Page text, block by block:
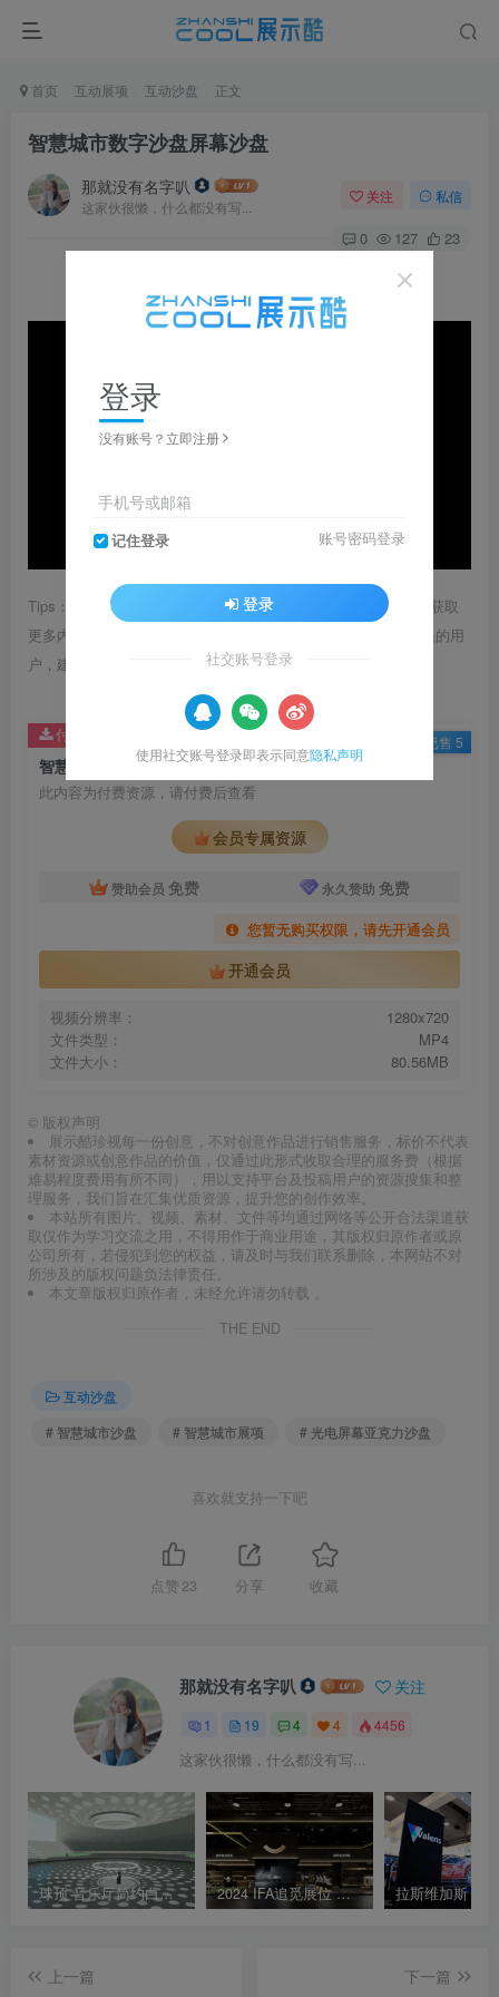
首页 互动展项 互动沙盘 正文
智慧城市数字沙盘屏幕沙盘
那就没有名字叭
这家伙很懒，什么都没有写...
关注 私信
0 127 23
Tips：1.内容图片或视频可能会有压缩，若文章提供下载服务，获取
更多内容（无展示酷水印）可在下方下载； 2.没有百度网盘会员的用
户，建议用123云盘可获得更快的下载速度。
智慧城市数字沙盘屏幕沙盘
此内容为付费资源，请付费后查看
会员专属资源
赞助会员 免费 永久赞助 免费
您暂无购买权限，请先开通会员
开通会员
视频分辨率：
1280x720
文件类型：
MP4
文件大小：
80.56MB
付费资源 已售 5
© 版权声明
展示酷珍视每一份创意，不对创意作品进行销售服务，标价不代表
素材资源或创意作品的价值，仅通过此形式收取合理的服务费（根据
难易程度费用有所不同），用以支持平台及投稿用户的资源搜集和整
理服务，我们旨在汇集优质资源，提升您的创作效率。
本站所有图片、视频、素材、文件等均通过网络等公开合法渠道获
取仅作为学习交流之用，不得用作于商业用途，其版权归原作者或原
公司所有，若侵犯到您的权益，请及时与我们联系删除，本网站不对
所涉及的版权问题负法律责任。
本文章版权归原作者，未经允许请勿转载 。
THE END
互动沙盘
# 智慧城市沙盘
# 智慧城市展项 # 光电屏幕亚克力沙盘
喜欢就支持一下吧
点赞 23 分享 收藏
那就没有名字叭 关注
1 19 4 4 4456
这家伙很懒，什么都没有写...
球顶 音乐厅简约白色沉浸空间 升降光环设计 2024 IFA追觅展位 设计效果图
上一篇
下一篇
登录
没有账号？立即注册
手机号或邮箱
记住登录 账号密码登录
登录
社交账号登录
使用社交账号登录即表示同意隐私声明